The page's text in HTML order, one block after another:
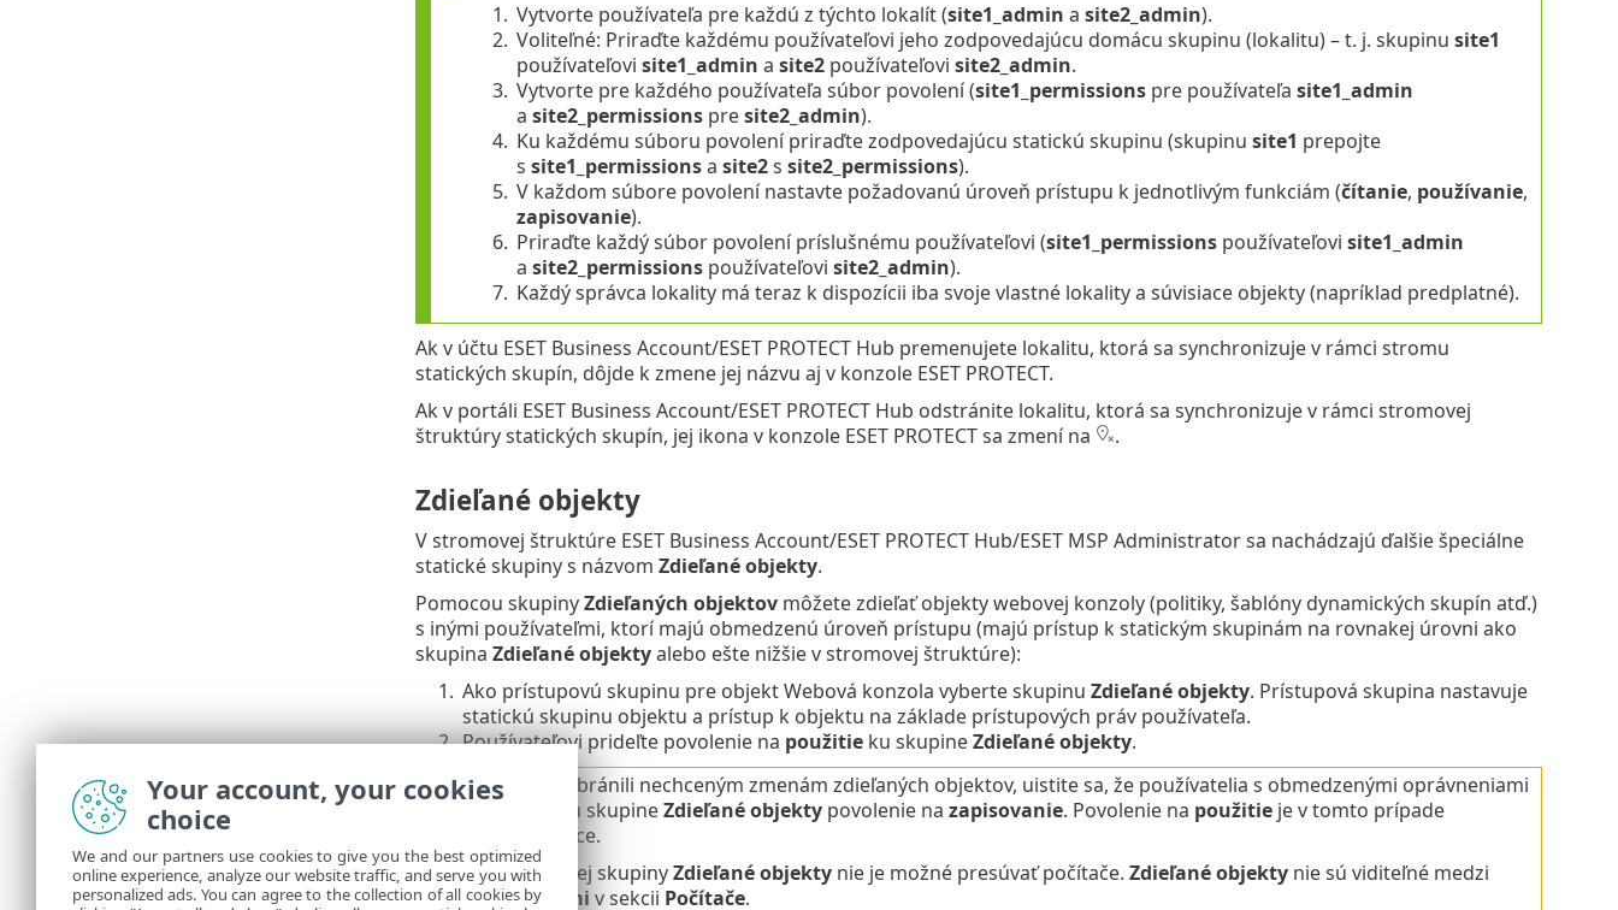
1. Vytvorte používateľa pre každú z týchto lokalít (site1_admin a site2_admin).
2. Voliteľné: Priraďte každému používateľovi jeho zodpovedajúcu domácu skupinu (lokalitu) – t. j. skupinu site1
používateľovi site1_admin a site2používateľovi site2_admin.
3. Vytvorte pre každého používateľa súbor povolení (site1_permissionspre používateľa site1_admin
a site2_permissionspresite2_admin).
4. Ku každému súboru povolení priraďte zodpovedajúcu statickú skupinu (skupinu site1 prepojte
s site1_permissionsa site2s site2_permissions).
5. V každom súbore povolení nastavte požadovanú úroveň prístupu k jednotlivým funkciám (čítanie, používanie,
zapisovanie).
6. Priraďte každý súbor povolení príslušnému používateľovi (site1_permissionspoužívateľovi site1_admin
a site2_permissionspoužívateľovi site2_admin).
7. Každý správca lokality má teraz k dispozícii iba svoje vlastné lokality a súvisiace objekty (napríklad predplatné).
Ak v účtu ESET Business Account/ESET PROTECT Hub premenujete lokalitu, ktorá sa synchronizuje v rámci stromu
statických skupín, dôjde k zmene jej názvu aj v konzole ESET PROTECT.
Ak v portáli ESET Business Account/ESET PROTECT Hub odstránite lokalitu, ktorá sa synchronizuje v rámci stromovej
štruktúry statických skupín, jej ikona v konzole ESET PROTECT sa zmení na
.
Zdieľané objekty
V stromovej štruktúre ESET Business Account/ESET PROTECT Hub/ESET MSP Administrator sa nachádzajú ďalšie špeciálne
statické skupiny s názvom Zdieľané objekty.
Pomocou skupinyZdieľaných objektovmôžete zdieľať objekty webovej konzoly (politiky, šablóny dynamických skupín atď.)
s inými používateľmi, ktorí majú obmedzenú úroveň prístupu (majú prístup k statickým skupinám na rovnakej úrovni ako
skupina Zdieľané objektyalebo ešte nižšie v stromovej štruktúre):
1. Ako prístupovú skupinu pre objekt Webová konzola vyberte skupinu Zdieľané objekty. Prístupová skupina nastavuje
statickú skupinu objektu a prístup k objektu na základe prístupových práv používateľa.
2. Používateľovi prideľte povolenie na použitieku skupineZdieľané objekty.
• Aby ste zabránili nechceným zmenám zdieľaných objektov, uistite sa, že používatelia s obmedzenými oprávneniami
nemajú ku skupineZdieľané objektypovolenie na zapisovanie. Povolenie na použitieje v tomto prípade
dostačujúce.
• Do statickej skupinyZdieľané objektynie je možné presúvať počítače. Zdieľané objektynie sú viditeľné medzi
Skupinami v sekcii Počítače.
Your account, your cookies
choice
We and our partners use cookies to give you the best optimized
online experience, analyze our website traffic, and serve you with
personalized ads. You can agree to the collection of all cookies by